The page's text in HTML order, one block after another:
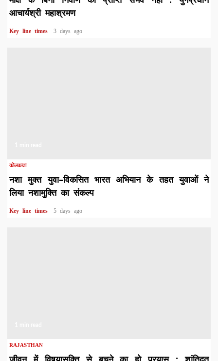
आचार्यश्री महाश्रमण
Key line times 3 days ago
कोलकाता
नशा मुक्त युवा–विकसित भारत अभियान के तहत युवाओं ने
लिया नशामुक्ति का संकल्प
Key line times 5 days ago
RAJASTHAN